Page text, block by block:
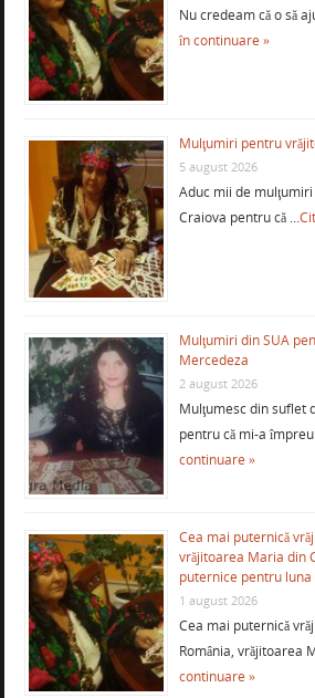
Nu credeam că o să
în continuare »
Mulţumiri pentru
5 august 2026
Aduc mii de
Craiova pentru că …
Mulţumiri din SUA
Mercedeza
2 august 2026
Mulţumesc din suflet
pentru că mi-a
continuare »
Cea mai puternică
vrăjitoarea Maria din
puternice pentru
1 august 2026
Cea mai puternică
România, vrăjitoarea
continuare »